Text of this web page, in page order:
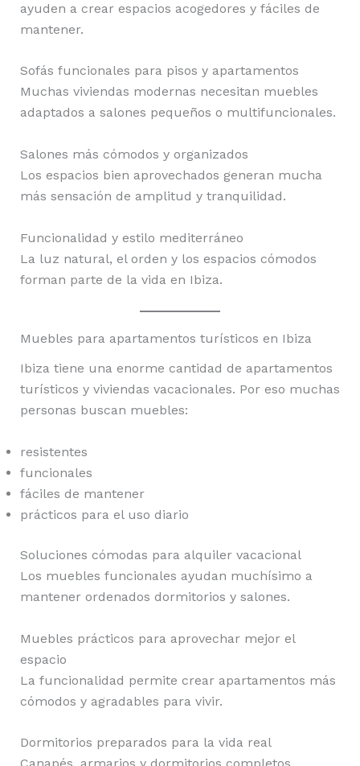
ayuden a crear espacios acogedores y fáciles de
mantener.
Sofás funcionales para pisos y apartamentos
Muchas viviendas modernas necesitan muebles
adaptados a salones pequeños o multifuncionales.
Salones más cómodos y organizados
Los espacios bien aprovechados generan mucha
más sensación de amplitud y tranquilidad.
Funcionalidad y estilo mediterráneo
La luz natural, el orden y los espacios cómodos
forman parte de la vida en Ibiza.
Muebles para apartamentos turísticos en Ibiza
Ibiza tiene una enorme cantidad de apartamentos
turísticos y viviendas vacacionales. Por eso muchas
personas buscan muebles:
resistentes
funcionales
fáciles de mantener
prácticos para el uso diario
Soluciones cómodas para alquiler vacacional
Los muebles funcionales ayudan muchísimo a
mantener ordenados dormitorios y salones.
Muebles prácticos para aprovechar mejor el
espacio
La funcionalidad permite crear apartamentos más
cómodos y agradables para vivir.
Dormitorios preparados para la vida real